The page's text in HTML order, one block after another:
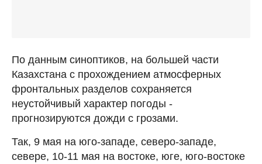
По данным синоптиков, на большей части
Казахстана с прохождением атмосферных
фронтальных разделов сохраняется
неустойчивый характер погоды -
прогнозируются дожди с грозами.
Так, 9 мая на юго-западе, северо-западе,
севере, 10-11 мая на востоке, юге, юго-востоке